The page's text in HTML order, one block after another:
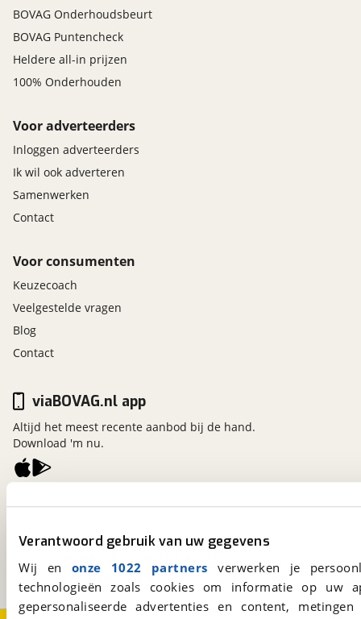
Verantwoord gebruik van uw gegevens
Wij en onze 1022 partners verwerken je
technologieën zoals cookies om informatie op
gepersonaliseerde advertenties en content,
BOVAG Onderhoudsbeurt
BOVAG Puntencheck
Heldere all-in prijzen
100% Onderhouden
Voor adverteerders
Inloggen adverteerders
Ik wil ook adverteren
Samenwerken
Contact
Voor consumenten
Keuzecoach
Veelgestelde vragen
Blog
Contact
viaBOVAG.nl
3981 AJ Bunnik
BOVAG
viaBOVAG.nl app
Altijd het meest recente aanbod bij de hand.
Download 'm nu.